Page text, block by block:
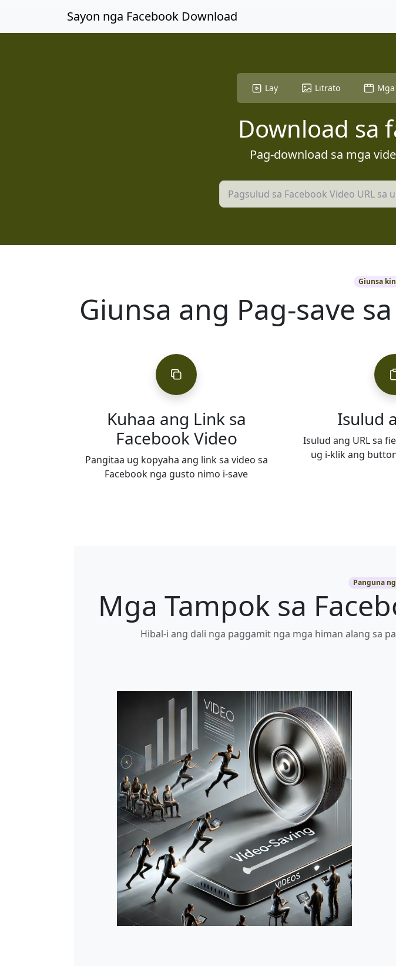
Sayon nga Facebook Download
Lay Litrato
Download sa
Pag-download sa mga
Giunsa
Giunsa ang Pag-save
Kuhaa ang Link sa
Facebook Video
Pangitaa ug kopyaha ang link sa video sa
Facebook nga gusto nimo i-save
Isulud
Isulud ang URL sa
ug i-klik ang
Panguna
Mga Tampok sa
Hibal-i ang dali nga paggamit nga mga himan alang sa